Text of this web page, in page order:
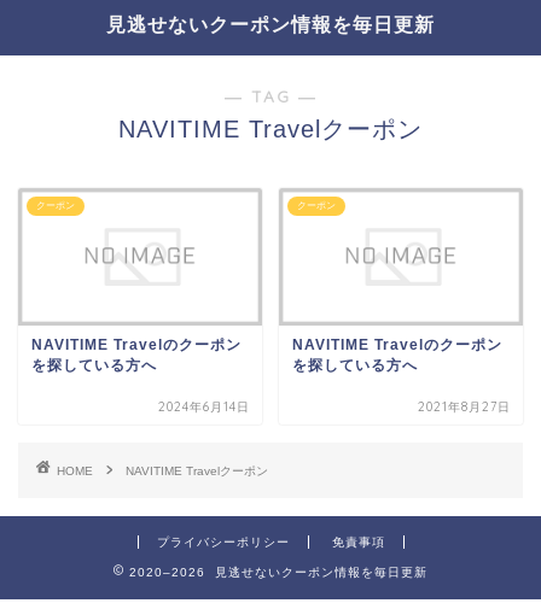
見逃せないクーポン情報を毎日更新
― TAG ―
NAVITIME Travelクーポン
クーポン
NAVITIME Travelのクーポン
を探している方へ
2024年6月14日
クーポン
NAVITIME Travelのクーポン
を探している方へ
2021年8月27日
HOME NAVITIME Travelクーポン
プライバシーポリシー 免責事項
2020–2026 見逃せないクーポン情報を毎日更新